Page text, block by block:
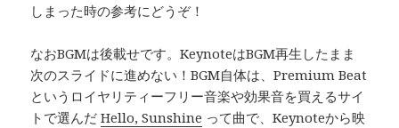
しまった時の参考にどうぞ！
なおBGMは後載せです。KeynoteはBGM再生したまま
次のスライドに進めない！BGM自体は、Premium Beat
というロイヤリティーフリー音楽や効果音を買えるサイ
トで選んだHello, Sunshine って曲で、Keynoteから映